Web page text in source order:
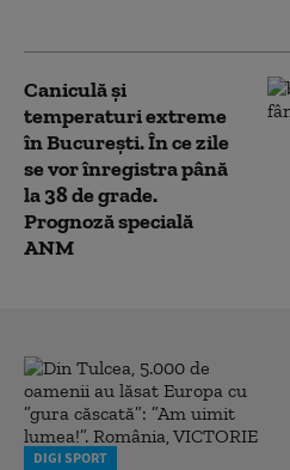
Caniculă şi
temperaturi extreme
în Bucureşti. În ce zile
se vor înregistra până
la 38 de grade.
Prognoză specială
ANM
DIGI SPORT